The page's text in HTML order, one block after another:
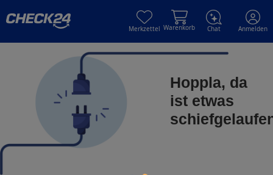
Merkzettel Warenkorb Chat Anmelden
Hoppla, da
ist etwas